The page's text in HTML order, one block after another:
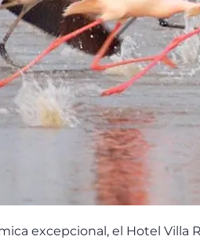
excepcional, el Hotel